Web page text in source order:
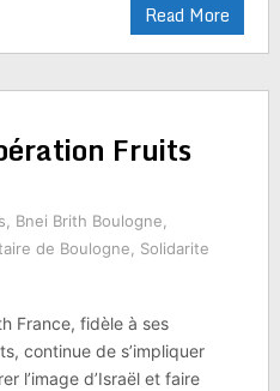
Read More
Fruits
Bnei Brith Boulogne
de Boulogne
Solidarite
France, fidèle à ses
continue de s’impliquer
l’image d’Israël et faire